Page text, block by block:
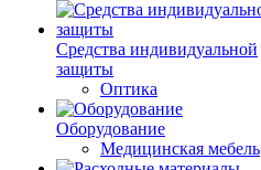
Средства индивидуальной
защиты
Оптика
Оборудование
Медицинская мебель